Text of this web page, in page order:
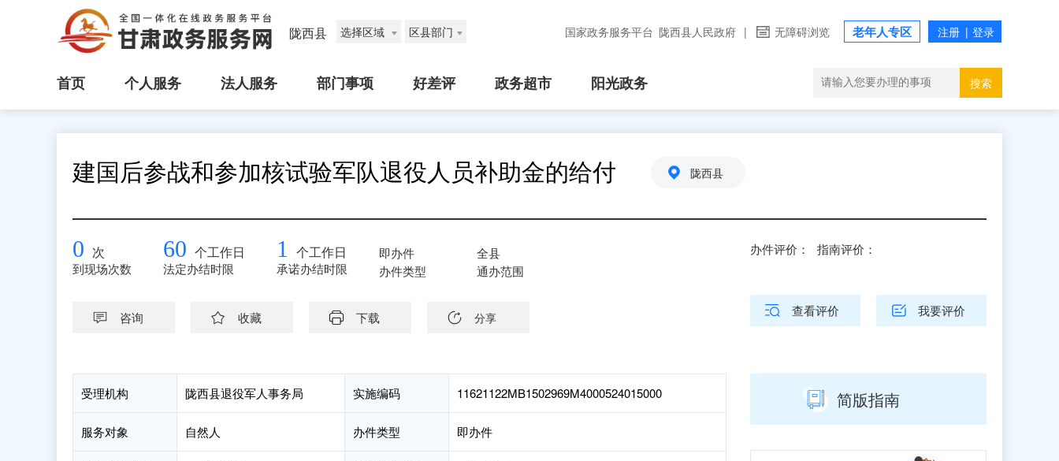
陇西县 选择区域 区县部门 国家政务服务平台 陇西县人民政府 | 无障碍浏览 老年人专区
首页 个人服务 法人服务 部门事项 好差评 政务超市 阳光政务 搜索
建国后参战和参加核试验军队退役人员补助金的给付 陇西县
0 次
到现场次数
60 个工作日
法定办结时限
1 个工作日
承诺办结时限
即办件
办件类型
全县
通办范围
咨询 收藏 下载 分享
办件评价： 指南评价：
查看评价 我要评价
受理机构 陇西县退役军人事务局 实施编码 11621122MB1502969M4000524015000
服务对象 自然人 办件类型 即办件
简版指南